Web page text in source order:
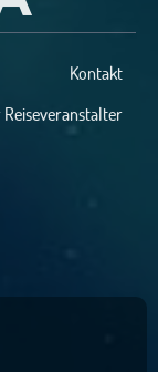
Kontakt
Reiseveranstalter